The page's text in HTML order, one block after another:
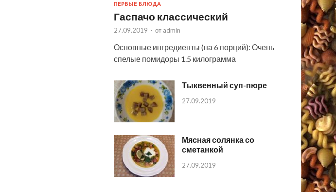
ПЕРВЫЕ БЛЮДА
Гаспачо классический
27.09.2019 - от admin
Основные ингредиенты (на 6 порций): Очень
спелые помидоры 1.5 килограмма
Тыквенный суп-пюре
27.09.2019
Мясная солянка со
сметанкой
27.09.2019